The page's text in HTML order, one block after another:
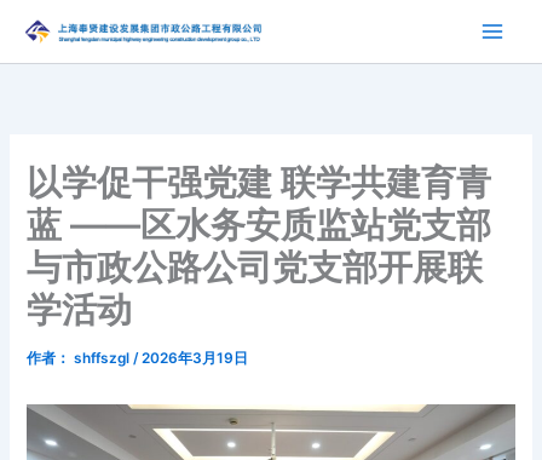
内
以学促干强党建 联学共建育青
蓝 ——区水务安质监站党支部
与市政公路公司党支部开展联
学活动
作者： shffszgl/2026年3月19日